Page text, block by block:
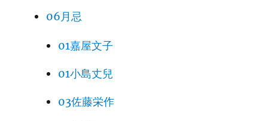
06月忌
01嘉屋文子
01小島丈兒
03佐藤栄作